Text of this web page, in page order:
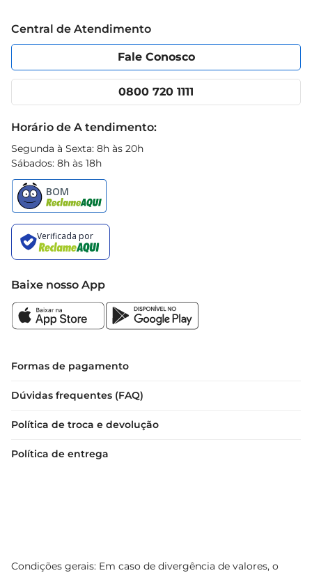
Política de Privacidade
Portal do fornecedor
Cencosud Media
Código de Ética
App Prezunic
Central de Atendimento
Fale Conosco
0800 720 1111
Horário de A tendimento:
Segunda à Sexta: 8h às 20h
Sábados: 8h às 18h
Baixe nosso App
Formas de pagamento
Dúvidas frequentes (FAQ)
Política de troca e devolução
Política de entrega
Condições gerais: Em caso de divergência de valores, o